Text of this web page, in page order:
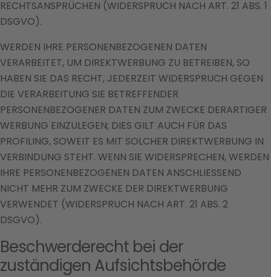
RECHTSANSPRÜCHEN (WIDERSPRUCH NACH ART. 21 ABS. 1
DSGVO).
WERDEN IHRE PERSONENBEZOGENEN DATEN
VERARBEITET, UM DIREKTWERBUNG ZU BETREIBEN, SO
HABEN SIE DAS RECHT, JEDERZEIT WIDERSPRUCH GEGEN
DIE VERARBEITUNG SIE BETREFFENDER
PERSONENBEZOGENER DATEN ZUM ZWECKE DERARTIGER
WERBUNG EINZULEGEN; DIES GILT AUCH FÜR DAS
PROFILING, SOWEIT ES MIT SOLCHER DIREKTWERBUNG IN
VERBINDUNG STEHT. WENN SIE WIDERSPRECHEN, WERDEN
IHRE PERSONENBEZOGENEN DATEN ANSCHLIESSEND
NICHT MEHR ZUM ZWECKE DER DIREKTWERBUNG
VERWENDET (WIDERSPRUCH NACH ART. 21 ABS. 2
DSGVO).
Beschwerde­recht bei der
zuständigen Aufsichts­behörde